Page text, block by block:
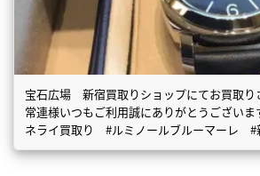
宝石広場 新宿買取りショップにてお買取り
常連様いつもご利用誠にありがとうござい
ネライ買取り #ルミノールブルーマーレ #